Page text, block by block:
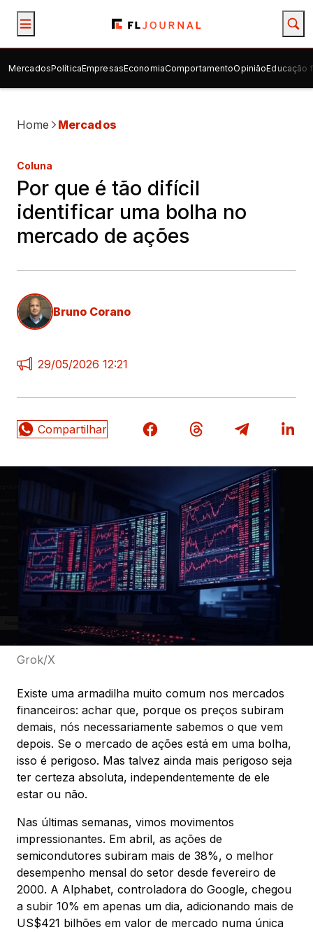
MercadosPolíticaEmpresasEconomiaComportamentoOpiniãoEducação
Home Mercados
Coluna
Por que é tão difícil
identificar uma bolha no
mercado de ações
Bruno Corano
29/05/2026 12:21
Grok/X
Existe uma armadilha muito comum nos mercados
financeiros: achar que, porque os preços subiram
demais, nós necessariamente sabemos o que vem
depois. Se o mercado de ações está em uma bolha,
isso é perigoso. Mas talvez ainda mais perigoso seja
ter certeza absoluta, independentemente de ele
estar ou não.
Nas últimas semanas, vimos movimentos
impressionantes. Em abril, as ações de
semicondutores subiram mais de 38%, o melhor
desempenho mensal do setor desde fevereiro de
2000. A Alphabet, controladora do Google, chegou
a subir 10% em apenas um dia, adicionando mais de
US$421 bilhões em valor de mercado numa única